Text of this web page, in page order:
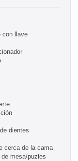
con llave
dientes
cerca de la cama
mesa/puzles